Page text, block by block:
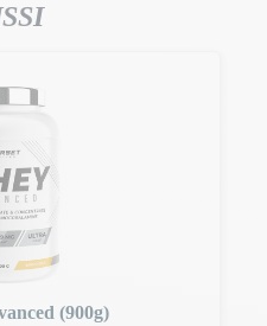
(900g)